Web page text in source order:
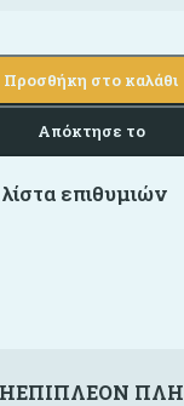
Προσθήκη στο καλάθι
Απόκτησε το
επιθυμιών
ΕΠΙΠΛΈΟΝ